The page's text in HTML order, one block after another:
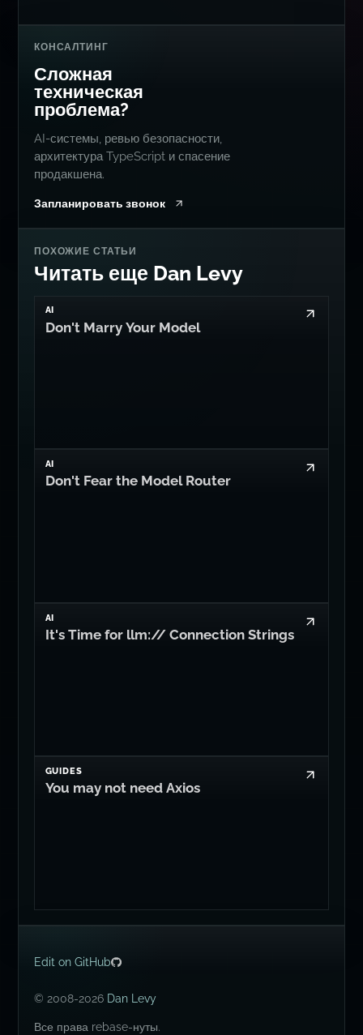
КОНСАЛТИНГ
Сложная
техническая
проблема?
AI-системы, ревью безопасности,
архитектура TypeScript и спасение
продакшена.
Запланировать звонок
ПОХОЖИЕ СТАТЬИ
Читать еще Dan Levy
AI
Don't Marry Your Model
AI
Don't Fear the Model Router
AI
It's Time for llm:// Connection Strings
GUIDES
You may not need Axios
Edit on GitHub
© 2008-2026 Dan Levy
Все права rebase-нуты.